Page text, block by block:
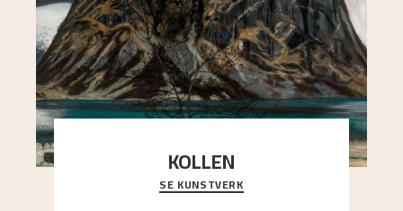
KOLLEN
Et ruvende fjell dominerer bildeflaten, og står i
sterk kontrast til det spinkle rognetreet ute
SE KUNSTVERK